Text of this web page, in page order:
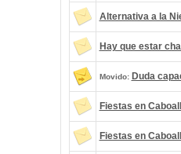
Alternativa a la
Hay que estar
Movido: Duda
Fiestas en
Fiestas en